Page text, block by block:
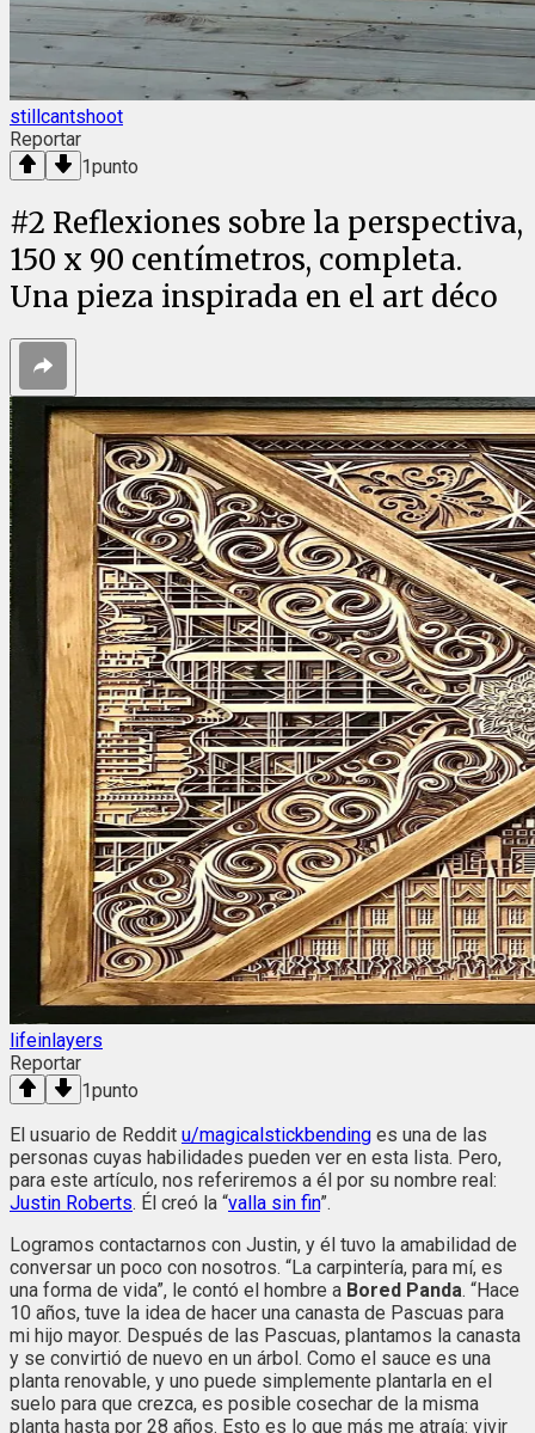
stillcantshoot
Reportar
1punto
#2 Reflexiones sobre la perspectiva,
150 x 90 centímetros, completa.
Una pieza inspirada en el art déco
lifeinlayers
Reportar
1punto
El usuario de Reddit u/magicalstickbending es una de las
personas cuyas habilidades pueden ver en esta lista. Pero,
para este artículo, nos referiremos a él por su nombre real:
Justin Roberts. Él creó la “valla sin fin”.
Logramos contactarnos con Justin, y él tuvo la amabilidad de
conversar un poco con nosotros. “La carpintería, para mí, es
una forma de vida”, le contó el hombre a Bored Panda. “Hace
10 años, tuve la idea de hacer una canasta de Pascuas para
mi hijo mayor. Después de las Pascuas, plantamos la canasta
y se convirtió de nuevo en un árbol. Como el sauce es una
planta renovable, y uno puede simplemente plantarla en el
suelo para que crezca, es posible cosechar de la misma
planta hasta por 28 años. Esto es lo que más me atraía: vivir